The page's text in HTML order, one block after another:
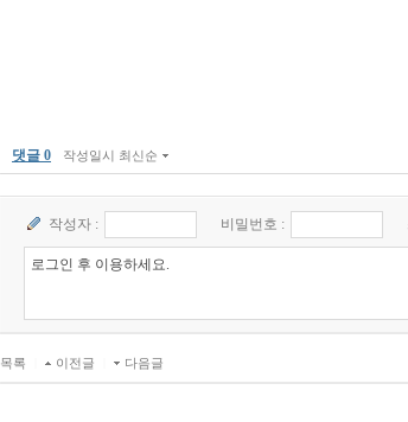
댓글 0 작성일시 최신순
작성자 : 비밀번호 :
목록 이전글 다음글